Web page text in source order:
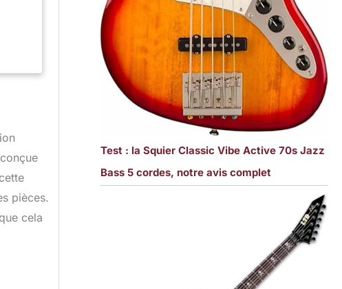
pièces.
cela
Test : la Squier Classic Vibe Active 70s Jazz
Bass 5 cordes, notre avis complet